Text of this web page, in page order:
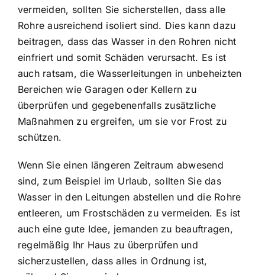
vermeiden, sollten Sie sicherstellen, dass alle
Rohre ausreichend isoliert sind. Dies kann dazu
beitragen, dass das Wasser in den Rohren nicht
einfriert und somit Schäden verursacht. Es ist
auch ratsam, die Wasserleitungen in unbeheizten
Bereichen wie Garagen oder Kellern zu
überprüfen und gegebenenfalls zusätzliche
Maßnahmen zu ergreifen, um sie vor Frost zu
schützen.
Wenn Sie einen längeren Zeitraum abwesend
sind, zum Beispiel im Urlaub, sollten Sie das
Wasser in den Leitungen abstellen und die Rohre
entleeren, um Frostschäden zu vermeiden. Es ist
auch eine gute Idee, jemanden zu beauftragen,
regelmäßig Ihr Haus zu überprüfen und
sicherzustellen, dass alles in Ordnung ist,